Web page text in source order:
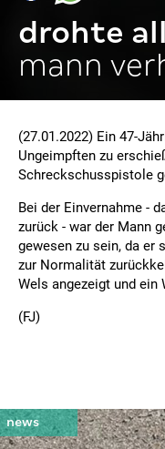
drohte
mann
(27.01.2022) Ein 47-
Ungeimpften zu
Schreckschusspistole
Bei der Einvernahme -
zurück - war der Mann
gewesen zu sein, da er
zur Normalität
Wels angezeigt und ein
(FJ)